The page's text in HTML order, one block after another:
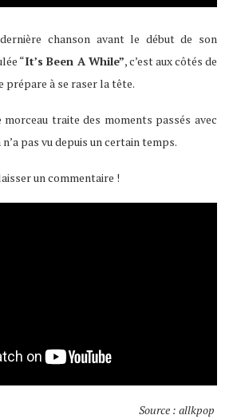
chanson avant le début de son
“It’s Been A While”, c’est aux côtés de
prépare à se raser la tête.
morceau traite des moments passés avec
pas vu depuis un certain temps.
un commentaire !
Source : allkpop